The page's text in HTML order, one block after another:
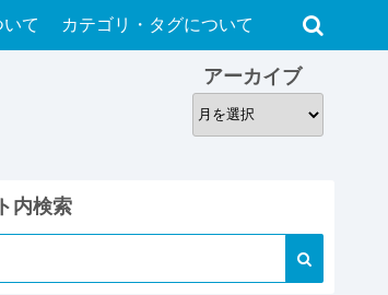
て カテゴリ・タグについて
アーカイブ
ア
ー
内検索